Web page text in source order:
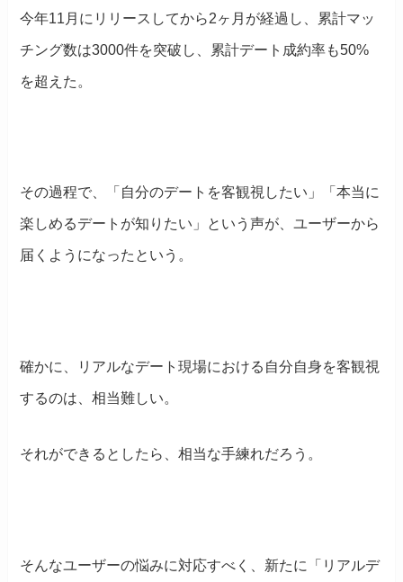
今年11月にリリースしてから2ヶ月が経過し、累計マッ
チング数は3000件を突破し、累計デート成約率も50%
を超えた。
その過程で、「自分のデートを客観視したい」「本当に
楽しめるデートが知りたい」という声が、ユーザーから
届くようになったという。
確かに、リアルなデート現場における自分自身を客観視
するのは、相当難しい。
それができるとしたら、相当な手練れだろう。
そんなユーザーの悩みに対応すべく、新たに「リアルデ